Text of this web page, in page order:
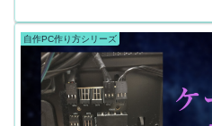
自作PC作り方シリーズ